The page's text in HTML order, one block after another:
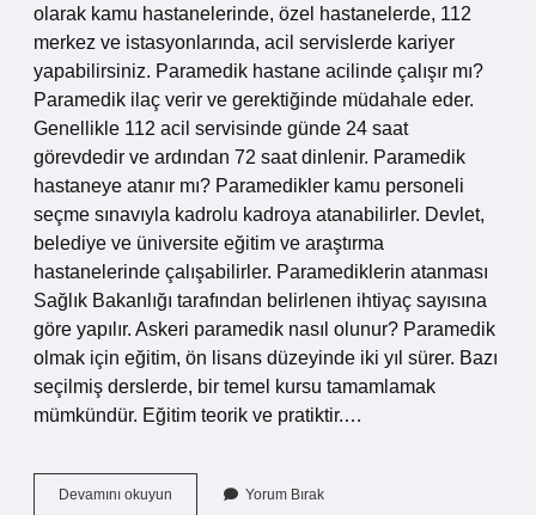
olarak kamu hastanelerinde, özel hastanelerde, 112
merkez ve istasyonlarında, acil servislerde kariyer
yapabilirsiniz. Paramedik hastane acilinde çalışır mı?
Paramedik ilaç verir ve gerektiğinde müdahale eder.
Genellikle 112 acil servisinde günde 24 saat
görevdedir ve ardından 72 saat dinlenir. Paramedik
hastaneye atanır mı? Paramedikler kamu personeli
seçme sınavıyla kadrolu kadroya atanabilirler. Devlet,
belediye ve üniversite eğitim ve araştırma
hastanelerinde çalışabilirler. Paramediklerin atanması
Sağlık Bakanlığı tarafından belirlenen ihtiyaç sayısına
göre yapılır. Askeri paramedik nasıl olunur? Paramedik
olmak için eğitim, ön lisans düzeyinde iki yıl sürer. Bazı
seçilmiş derslerde, bir temel kursu tamamlamak
mümkündür. Eğitim teorik ve pratiktir.…
Devamını okuyun AtanamayanYorum Bırak